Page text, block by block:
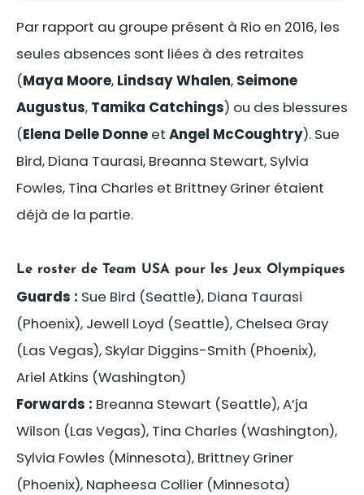
Par rapport au groupe présent à Rio en 2016, les
seules absences sont liées à des retraites
(Maya Moore, Lindsay Whalen, Seimone
Augustus, Tamika Catchings) ou des blessures
(Elena Delle Donne et Angel McCoughtry). Sue
Bird, Diana Taurasi, Breanna Stewart, Sylvia
Fowles, Tina Charles et Brittney Griner étaient
déjà de la partie.
Le roster de Team USA pour les Jeux Olympiques
Guards : Sue Bird (Seattle), Diana Taurasi
(Phoenix), Jewell Loyd (Seattle), Chelsea Gray
(Las Vegas), Skylar Diggins-Smith (Phoenix),
Ariel Atkins (Washington)
Forwards : Breanna Stewart (Seattle), A’ja
Wilson (Las Vegas), Tina Charles (Washington),
Sylvia Fowles (Minnesota), Brittney Griner
(Phoenix), Napheesa Collier (Minnesota)